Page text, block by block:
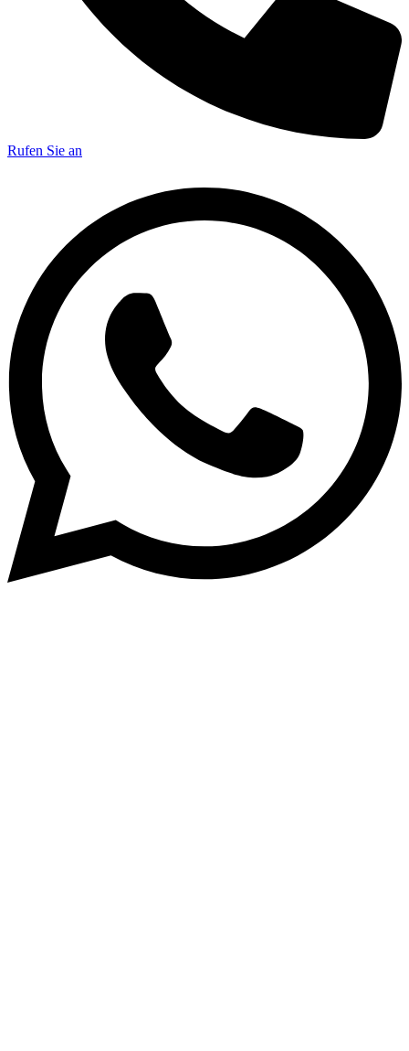
Rufen Sie an